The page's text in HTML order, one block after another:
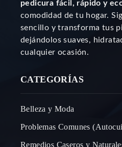
pedicura fácil, rápido y
comodidad de tu hogar.
sencillo y transforma tus
dejándolos suaves,
cualquier ocasión.
CATEGORÍAS
Belleza y Moda
Problemas Comunes
Remedios Caseros y